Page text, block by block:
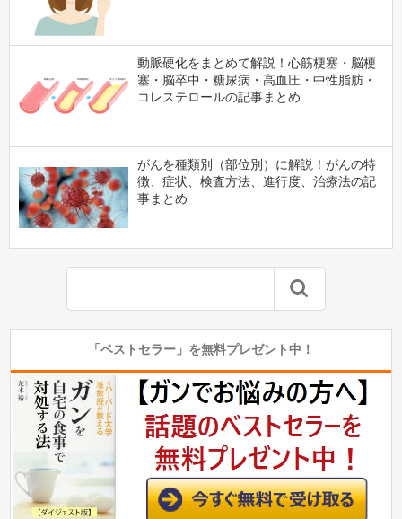
動脈硬化をまとめて解説！心筋梗塞・脳梗
塞・脳卒中・糖尿病・高血圧・中性脂肪・
コレステロールの記事まとめ
がんを種類別（部位別）に解説！がんの特
徴、症状、検査方法、進行度、治療法の記
事まとめ
「ベストセラー」を無料プレゼント中！